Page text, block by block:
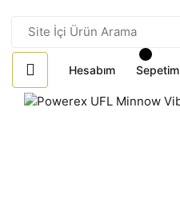
Hesabım Sepetim